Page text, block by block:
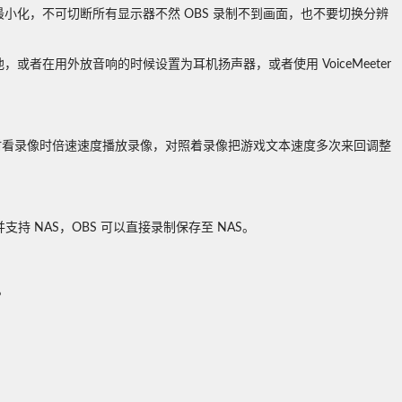
化，不可切断所有显示器不然 OBS 录制不到画面，也不要切换分辨
或者在用外放音响的时候设置为耳机扬声器，或者使用 VoiceMeeter
录像时倍速速度播放录像，对照着录像把游戏文本速度多次来回调整
持 NAS，OBS 可以直接录制保存至 NAS。